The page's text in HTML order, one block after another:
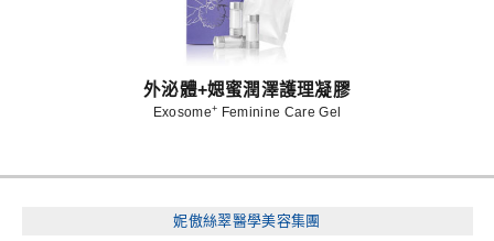
外泌體+媤蜜潤澤護理凝膠
Exosome+ Feminine Care Gel
妮傲絲翠醫學美容集團